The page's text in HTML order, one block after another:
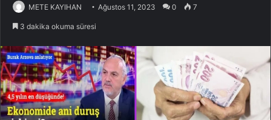
METE KAYIHAN Ağustos 11, 2023 0 7
3 dakika okuma süresi